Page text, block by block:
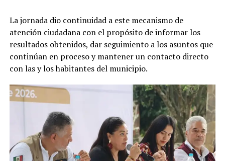
La jornada dio continuidad a este mecanismo de
atención ciudadana con el propósito de informar los
resultados obtenidos, dar seguimiento a los asuntos que
continúan en proceso y mantener un contacto directo
con las y los habitantes del municipio.